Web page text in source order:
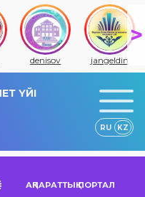
denisov jangeldin
ҮЙІ
RU KZ
АҚПАРАТТЫҚ ПОРТАЛ